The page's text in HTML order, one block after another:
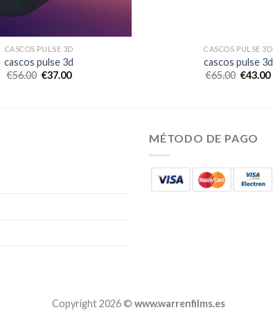
CASCOS PULSE 3D
cascos pulse 3d
€56.00 €37.00
CASCOS PULSE 3D
cascos pulse 3d
€65.00 €43.00
MÉTODO DE PAGO
Copyright 2026 © www.warrenfilms.es